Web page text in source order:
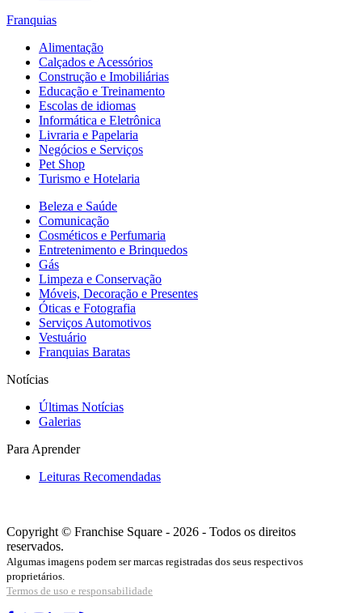
Franquias
Alimentação
Calçados e Acessórios
Construção e Imobiliárias
Educação e Treinamento
Escolas de idiomas
Informática e Eletrônica
Livraria e Papelaria
Negócios e Serviços
Pet Shop
Turismo e Hotelaria
Beleza e Saúde
Comunicação
Cosméticos e Perfumaria
Entretenimento e Brinquedos
Gás
Limpeza e Conservação
Móveis, Decoração e Presentes
Óticas e Fotografia
Serviços Automotivos
Vestuário
Franquias Baratas
Notícias
Últimas Notícias
Galerias
Para Aprender
Leituras Recomendadas
Copyright © Franchise Square - 2026 - Todos os direitos
reservados.
Algumas imagens podem ser marcas registradas dos seus respectivos
proprietários.
Termos de uso e responsabilidade